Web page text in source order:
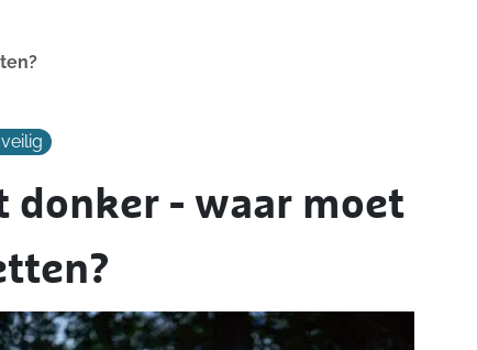
donker - waar moet